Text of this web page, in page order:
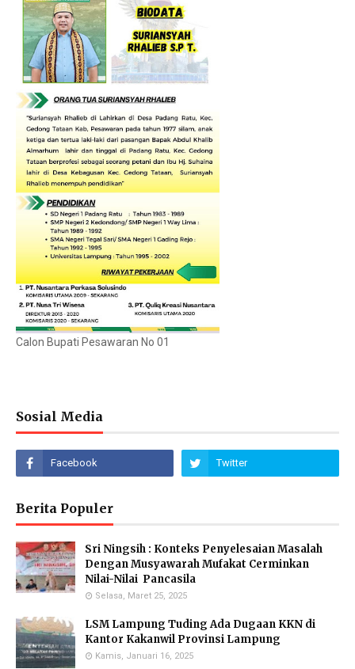
Calon Bupati Pesawaran No 01
Sosial Media
Berita Populer
Sri Ningsih : Konteks Penyelesaian Masalah
Dengan Musyawarah Mufakat Cerminkan
Nilai-Nilai Pancasila
Selasa, Maret 25, 2025
LSM Lampung Tuding Ada Dugaan KKN di
Kantor Kakanwil Provinsi Lampung
Kamis, Januari 16, 2025